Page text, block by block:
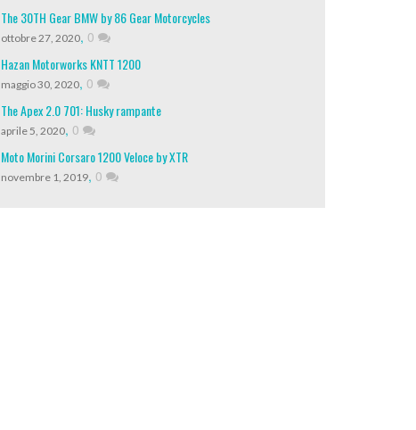
The 30TH Gear BMW by 86 Gear Motorcycles
ottobre 27, 2020, 0
Hazan Motorworks KNTT 1200
maggio 30, 2020, 0
The Apex 2.0 701: Husky rampante
aprile 5, 2020, 0
Moto Morini Corsaro 1200 Veloce by XTR
novembre 1, 2019, 0